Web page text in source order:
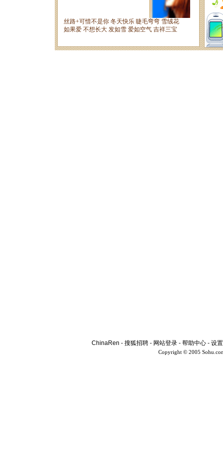
ChinaRen - 搜狐招聘 - 网站登录 - 帮助中心 - 设
Copyright © 2005